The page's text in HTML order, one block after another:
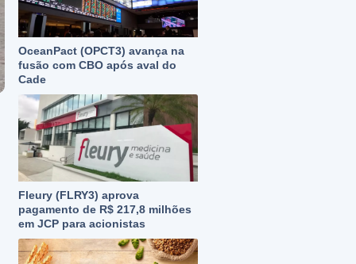
OceanPact (OPCT3) avança na
fusão com CBO após aval do
Cade
Fleury (FLRY3) aprova
pagamento de R$ 217,8 milhões
em JCP para acionistas